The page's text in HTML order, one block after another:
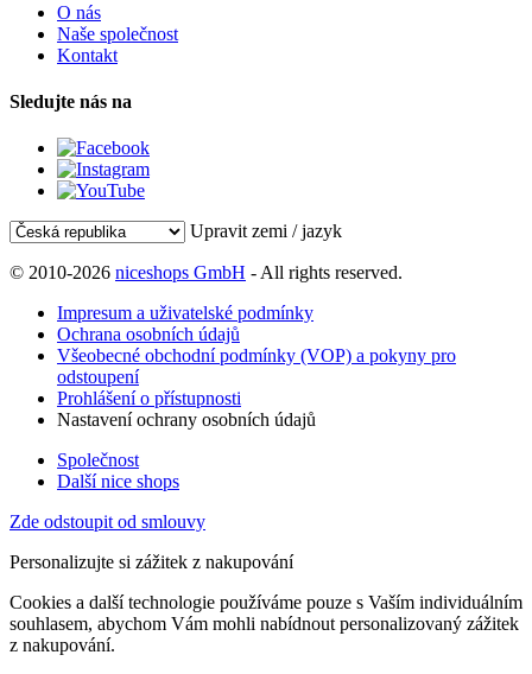
O nás
Naše společnost
Kontakt
Sledujte nás na
Upravit zemi / jazyk
© 2010-2026 niceshops GmbH - All rights reserved.
Impresum a uživatelské podmínky
Ochrana osobních údajů
Všeobecné obchodní podmínky (VOP) a pokyny pro
odstoupení
Prohlášení o přístupnosti
Nastavení ochrany osobních údajů
Společnost
Další nice shops
Zde odstoupit od smlouvy
Personalizujte si zážitek z nakupování
Cookies a další technologie používáme pouze s Vaším individuálním
souhlasem, abychom Vám mohli nabídnout personalizovaný zážitek
z nakupování.